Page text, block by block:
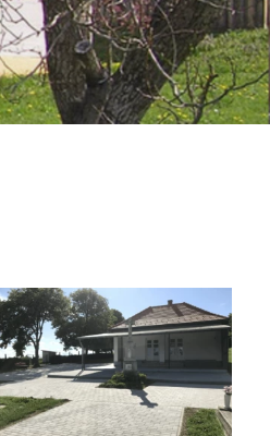
Óvoda
Vallás
Civil Szervezetek